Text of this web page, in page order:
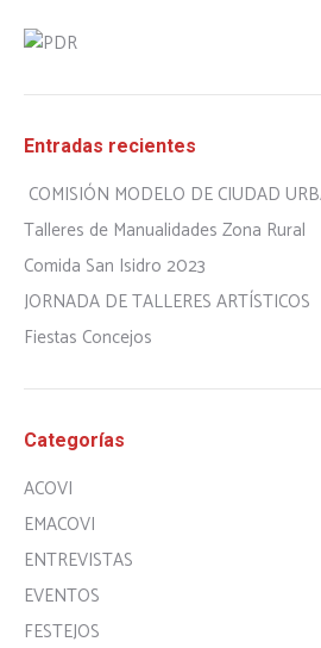
Entradas recientes
COMISIÓN MODELO DE CIUDAD
Talleres de Manualidades Zona Rural
Comida San Isidro 2023
JORNADA DE TALLERES ARTÍSTICOS
Fiestas Concejos
Categorías
ACOVI
EMACOVI
ENTREVISTAS
EVENTOS
FESTEJOS